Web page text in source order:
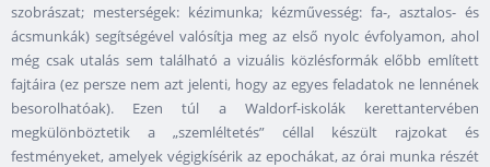
szobrászat; mesterségek: kézimunka; kézművesség: fa-, asztalos- és
ácsmunkák) segítségével valósítja meg az első nyolc évfolyamon, ahol
még csak utalás sem található a vizuális közlésformák előbb említett
fajtáira (ez persze nem azt jelenti, hogy az egyes feladatok ne lennének
besorolhatóak). Ezen túl a Waldorf-iskolák kerettantervében
megkülönböztetik a „szemléltetés” céllal készült rajzokat és
festményeket, amelyek végigkísérik az epochákat, az órai munka részét